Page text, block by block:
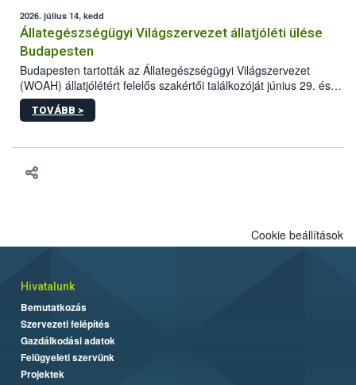
2026. július 14, kedd
Állategészségügyi Világszervezet állatjóléti ülése
Budapesten
Budapesten tartották az Állategészségügyi Világszervezet
(WOAH) állatjólétért felelős szakértői találkozóját június 29. és
július 2. között. Az Agrár- és Élelmiszergazdaságért Felelős
Minisztérium (AÉM) és a Nemzeti Élelmiszerlánc-biztonsági
gazdasági haszonállatok jólétének elősegítése volt az európai
meg tapasztalatait a gazdasági haszonállatok jólétének
TOVÁBB >
Cookie beállítások
Hivatalunk
Bemutatkozás
Szervezeti felépítés
Gazdálkodási adatok
Felügyeleti szervünk
Projektek